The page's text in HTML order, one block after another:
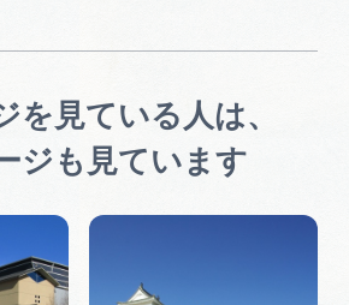
を見ている人は、
ジも見ています